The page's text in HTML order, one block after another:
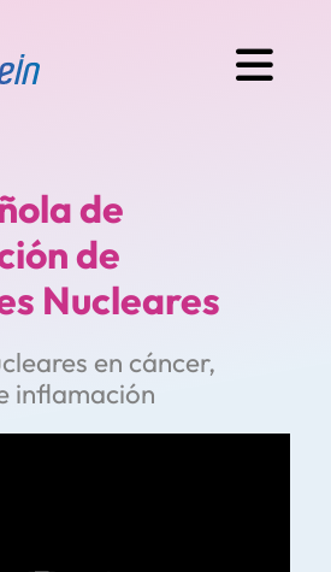
de
de
Nucleares
en cáncer,
inflamación